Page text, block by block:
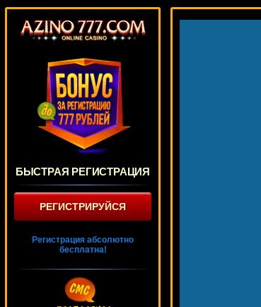
БЫСТРАЯ РЕГИСТРАЦИЯ
РЕГИСТРИРУЙСЯ
Регистрация абсолютно
бесплатна!